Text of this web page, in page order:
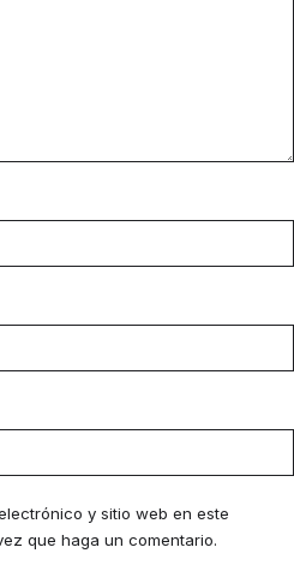
y sitio web en este
que haga un comentario.